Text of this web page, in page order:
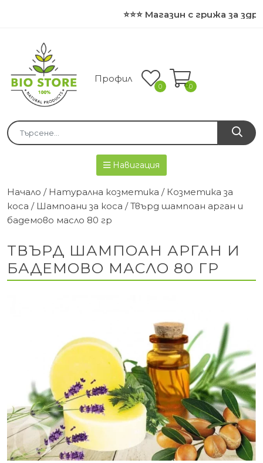
⭐⭐⭐ Магазин с грижа за
Профил
0 0
Навигация
Начало / Натурална козметика / Козметика за
коса / Шампоани за коса / Твърд шампоан арган и
бадемово масло 80 гр
ТВЪРД ШАМПОАН АРГАН И
БАДЕМОВО МАСЛО 80 ГР